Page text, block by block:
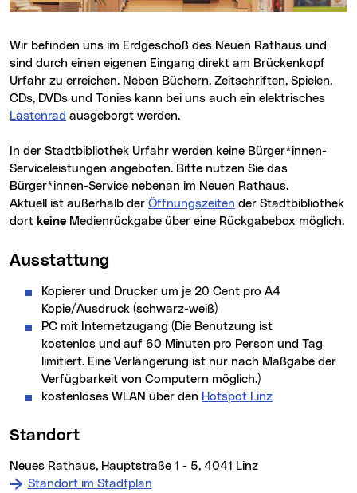
Wir befinden uns im Erdgeschoß des Neuen Rathaus und
sind durch einen eigenen Eingang direkt am Brückenkopf
Urfahr zu erreichen. Neben Büchern, Zeitschriften, Spielen,
CDs, DVDs und Tonies kann bei uns auch ein elektrisches
Lastenrad ausgeborgt werden.
In der Stadtbibliothek Urfahr werden keine Bürger*innen-
Serviceleistungen angeboten. Bitte nutzen Sie das
Bürger*innen-Service nebenan im Neuen Rathaus.
Aktuell ist außerhalb der Öffnungszeiten der Stadtbibliothek
dort keine Medienrückgabe über eine Rückgabebox möglich.
Ausstattung
Kopierer und Drucker um je 20 Cent pro A4
Kopie/Ausdruck (schwarz-weiß)
PC mit Internetzugang (Die Benutzung ist
kostenlos und auf 60 Minuten pro Person und Tag
limitiert. Eine Verlängerung ist nur nach Maßgabe der
Verfügbarkeit von Computern möglich.)
kostenloses WLAN über den Hotspot Linz
Standort
Neues Rathaus, Hauptstraße 1 - 5, 4041 Linz
Standort im Stadtplan